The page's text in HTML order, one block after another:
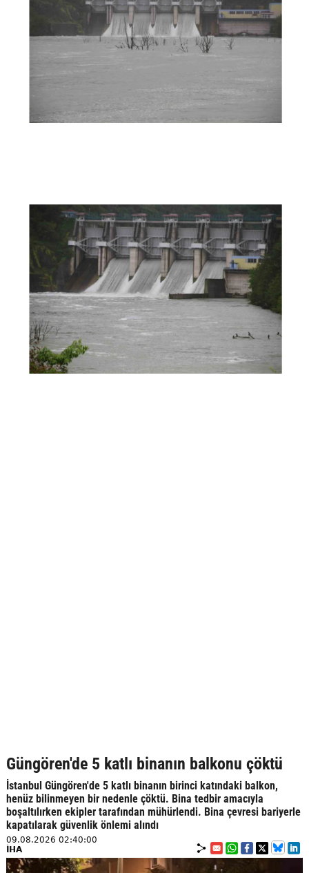
Güngören'de 5 katlı binanın balkonu çöktü
İstanbul Güngören'de 5 katlı binanın birinci katındaki balkon,
henüz bilinmeyen bir nedenle çöktü. Bina tedbir amacıyla
boşaltılırken ekipler tarafından mühürlendi. Bina çevresi bariyerle
kapatılarak güvenlik önlemi alındı
09.08.2026 02:40:00
İHA